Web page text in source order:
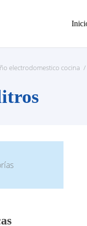
electrodomestico cocina /